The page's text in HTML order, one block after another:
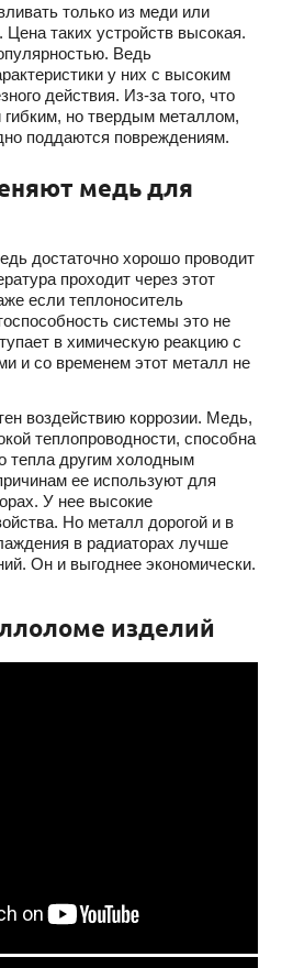
только из меди или
таких устройств высокая.
Ведь
у них с высоким
действия. Из-за того, что
гибким, но твердым металлом,
поддаются повреждениям.
медь для
достаточно хорошо проводит
проходит через этот
если теплоноситель
системы это не
в химическую реакцию с
и со временем этот металл не
воздействию коррозии. Медь,
теплопроводности, способна
тепла другим холодным
ее используют для
У нее высокие
Но металл дорогой и в
в радиаторах лучше
Он и выгоднее экономически.
изделий